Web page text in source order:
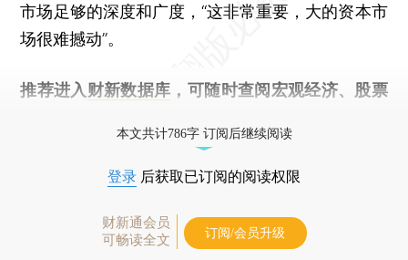
市场足够的深度和广度，“这非常重要，大的资本市
场很难撼动”。
推荐进入 财新数据库 ，可随时查阅宏观经济、股票
本文共计786字 订阅后继续阅读
登录 后获取已订阅的阅读权限
财新通会员
可畅读全文
订阅/会员升级